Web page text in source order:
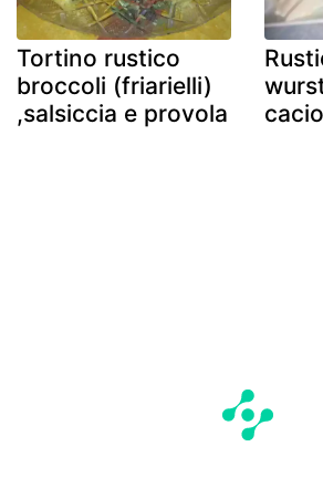
Tortino rustico
broccoli (friarielli)
,salsiccia e provola